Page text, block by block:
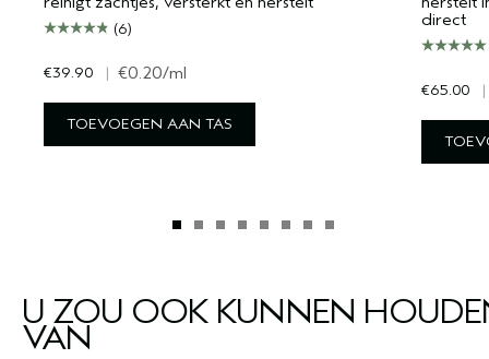
(6)
€39.90 | €0.20/ml
TOEVOEGEN AAN TAS
direct
€65.00 |
U ZOU OOK KUNNEN
VAN